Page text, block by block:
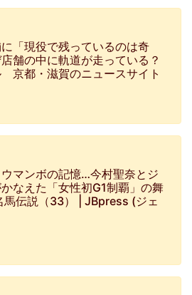
「現役で残っているのは奇
舗の中に軌道が走っている？
京都・滋賀のニュースサイト
マンボの記憶…今村聖奈とジ
なえた「女性初G1制覇」の舞
馬伝説（33） | JBpress (ジェ